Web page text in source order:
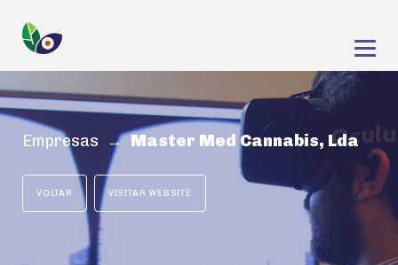
Empresas → Master Med Cannabis, Lda
VOLTAR VISITAR WEBSITE